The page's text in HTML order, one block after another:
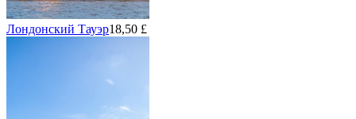
Лондонский Тауэр18,50 £